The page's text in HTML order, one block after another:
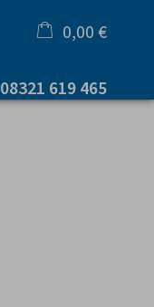
08321 619 465
0,00 €